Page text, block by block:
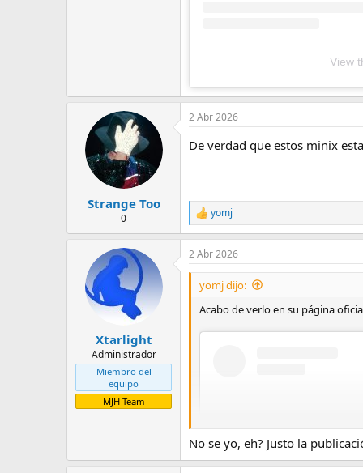
View
Strange Too
0
2 Abr 2026
De verdad que estos minix
R
e
a
c
c
o
yomj
Xtarlight
Administrador
Miembro del
equipo
MJH Team
2 Abr 2026
yomj dijo:
Acabo de verlo en su página
No se yo, eh? Justo la